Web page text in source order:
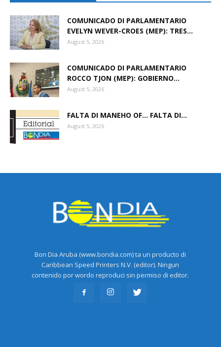
COMUNICADO DI PARLAMENTARIO
EVELYN WEVER-CROES (MEP): TRES...
August 5, 2026
COMUNICADO DI PARLAMENTARIO
ROCCO TJON (MEP): GOBIERNO...
August 5, 2026
FALTA DI MANEHO OF… FALTA DI...
August 5, 2026
Bon Dia Aruba (www.bondia.com) ta un producto di
Caribbean Speed Printers N.V. (editor). Ningun
contenido por wordo reproduci sin permiso di editor.